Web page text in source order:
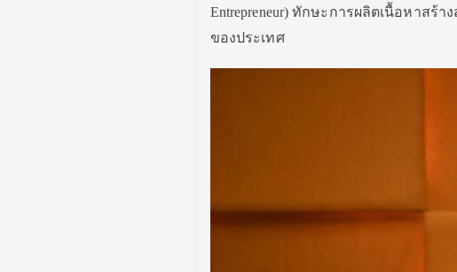
Entrepreneur) ทักษะการผลิตเนื้อหาสร้
ของประเทศ